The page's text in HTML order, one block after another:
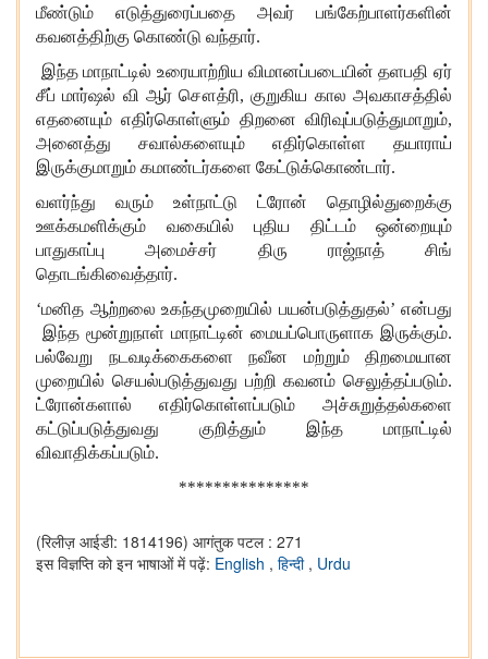
மீண்டும் எடுத்துரைப்பதை அவர் பங்கேற்பாளர்களின்
கவனத்திற்கு கொண்டு வந்தார்.
இந்த மாநாட்டில் உரையாற்றிய விமானப்படையின் தளபதி ஏர்
சீப் மார்ஷல் வி ஆர் சௌத்ரி, குறுகிய கால அவகாசத்தில்
எதனையும் எதிர்கொள்ளும் திறனை விரிவுப்படுத்துமாறும்,
அனைத்து சவால்களையும் எதிர்கொள்ள தயாராய்
இருக்குமாறும் கமாண்டர்களை கேட்டுக்கொண்டார்.
வளர்ந்து வரும் உள்நாட்டு ட்ரோன் தொழில்துறைக்கு
ஊக்கமளிக்கும் வகையில் புதிய திட்டம் ஒன்றையும்
பாதுகாப்பு அமைச்சர் திரு ராஜ்நாத் சிங்
தொடங்கிவைத்தார்.
‘மனித ஆற்றலை உகந்தமுறையில் பயன்படுத்துதல்’ என்பது
இந்த மூன்றுநாள் மாநாட்டின் மையப்பொருளாக இருக்கும்.
பல்வேறு நடவடிக்கைகளை நவீன மற்றும் திறமையான
முறையில் செயல்படுத்துவது பற்றி கவனம் செலுத்தப்படும்.
ட்ரோன்களால் எதிர்கொள்ளப்படும் அச்சுறுத்தல்களை
கட்டுப்படுத்துவது குறித்தும் இந்த மாநாட்டில்
விவாதிக்கப்படும்.
***************
(रिलीज़ आईडी: 1814196) आगंतुक पटल : 271
इस विज्ञप्ति को इन भाषाओं में पढ़ें: English , हिन्दी , Urdu